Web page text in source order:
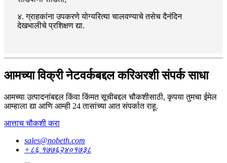
४. ग्राहकांना उपकरणे योग्यरित्या चालवण्याचे तसेच दैनंदिन
देखभालीचे प्रशिक्षण द्या.
आमच्या विक्री नेटवर्कबद्दल करिअरशी संपर्क साधा
आमच्या उत्पादनांबद्दल किंवा किंमत सूचीबद्दल चौकशीसाठी, कृपया तुमचा ईमेल
आम्हाला द्या आणि आम्ही 24 तासांच्या आत संपर्कात राहू.
आत्ताच चौकशी करा
sales@nobeth.com
+८६ १७७६२४०१७३८